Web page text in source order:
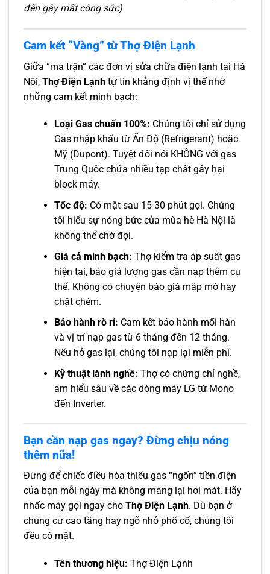
đến gây mất công sức)
Cam kết “Vàng” từ Thợ Điện Lạnh
Giữa “ma trận” các đơn vị sửa chữa điện lạnh tại Hà
Nội, Thợ Điện Lạnh tự tin khẳng định vị thế nhờ
những cam kết minh bạch:
Loại Gas chuẩn 100%: Chúng tôi chỉ sử dụng
Gas nhập khẩu từ Ấn Độ (Refrigerant) hoặc
Mỹ (Dupont). Tuyệt đối nói KHÔNG với gas
Trung Quốc chứa nhiều tạp chất gây hại
block máy.
Tốc độ: Có mặt sau 15-30 phút gọi. Chúng
tôi hiểu sự nóng bức của mùa hè Hà Nội là
không thể chờ đợi.
Giá cả minh bạch: Thợ kiểm tra áp suất gas
hiện tại, báo giá lượng gas cần nạp thêm cụ
thể. Không có chuyện báo giá mập mờ hay
chặt chém.
Bảo hành rò rỉ: Cam kết bảo hành mối hàn
và vị trí nạp gas từ 6 tháng đến 12 tháng.
Nếu hở gas lại, chúng tôi nạp lại miễn phí.
Kỹ thuật lành nghề: Thợ có chứng chỉ nghề,
am hiểu sâu về các dòng máy LG từ Mono
đến Inverter.
Bạn cần nạp gas ngay? Đừng chịu nóng
thêm nữa!
Đừng để chiếc điều hòa thiếu gas “ngốn” tiền điện
của bạn mỗi ngày mà không mang lại hơi mát. Hãy
nhấc máy gọi ngay cho Thợ Điện Lạnh. Dù bạn ở
chung cư cao tầng hay ngõ nhỏ phố cổ, chúng tôi
đều có mặt.
Tên thương hiệu: Thợ Điện Lạnh